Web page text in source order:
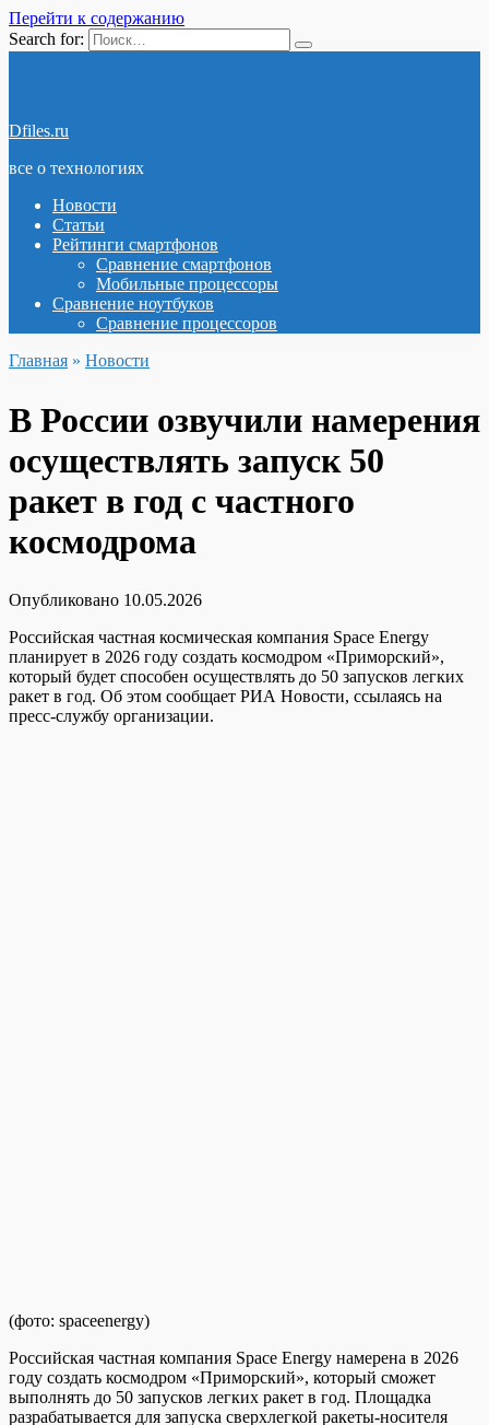
Перейти к содержанию
Search for:
Dfiles.ru
все о технологиях
Новости
Статьи
Рейтинги смартфонов
Сравнение смартфонов
Мобильные процессоры
Сравнение ноутбуков
Сравнение процессоров
Главная » Новости
В России озвучили намерения
осуществлять запуск 50
ракет в год с частного
космодрома
Опубликовано 10.05.2026
Российская частная космическая компания Space Energy
планирует в 2026 году создать космодром «Приморский»,
который будет способен осуществлять до 50 запусков легких
ракет в год. Об этом сообщает РИА Новости, ссылаясь на
пресс-службу организации.
(фото: spaceenergy)
Российская частная компания Space Energy намерена в 2026
году создать космодром «Приморский», который сможет
выполнять до 50 запусков легких ракет в год. Площадка
разрабатывается для запуска сверхлегкой ракеты-носителя